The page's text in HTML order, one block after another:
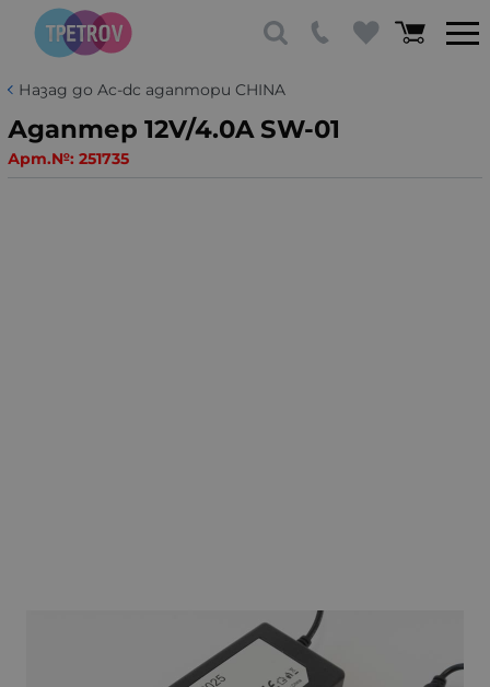
Назад до Ac-dc адаптори CHINA
Адаптер 12V/4.0A SW-01
Арт.№: 251735